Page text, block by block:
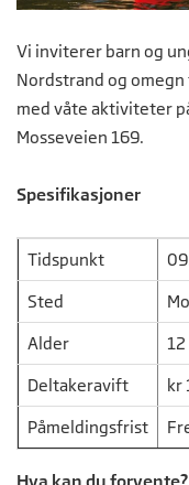
Vi inviterer barn og
Nordstrand og
med våte aktiviteter
Mosseveien 169.
Spesifikasjoner
Tidspunkt
Sted
Alder
Deltakeravift
kr
Påmeldingsfrist